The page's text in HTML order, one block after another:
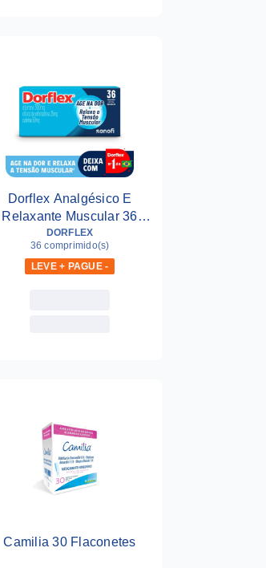
Dorflex Analgésico E
Relaxante Muscular 36
Comprimidos
DORFLEX
36 comprimido(s)
LEVE + PAGUE -
Camilia 30 Flaconetes